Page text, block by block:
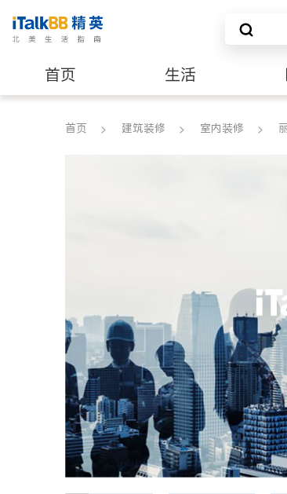
首页 生活
建筑装修
首页 建筑装修 室内装修